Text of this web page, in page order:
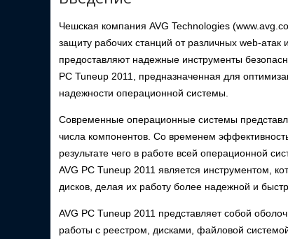
Чешская компания AVG Technologies
защиту рабочих станций от различных web-
предоставляют надежные инструменты
PC Tuneup 2011, предназначенная для
надежности операционной системы.
Современные операционные системы
числа компонентов. Со временем
результате чего в работе всей операционной
AVG PC Tuneup 2011 является инструментом,
дисков, делая их работу более надежной и
AVG PC Tuneup 2011 представляет собой
работы с реестром, дисками, файловой